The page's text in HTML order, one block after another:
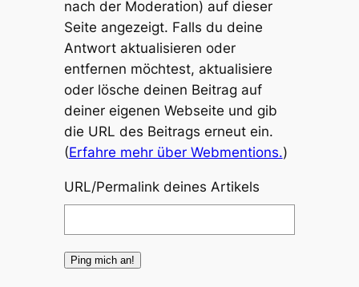
nach der Moderation) auf dieser
Seite angezeigt. Falls du deine
Antwort aktualisieren oder
entfernen möchtest, aktualisiere
oder lösche deinen Beitrag auf
deiner eigenen Webseite und gib
die URL des Beitrags erneut ein.
(Erfahre mehr über Webmentions.)
URL/Permalink deines Artikels